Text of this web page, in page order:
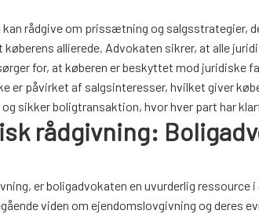
rådgive om prissætning og salgsstrategier,
allierede. Advokaten sikrer, at alle
for, at køberen er beskyttet mod juridiske
er påvirket af salgsinteresser, hvilket giver
sikker boligtransaktion, hvor hver part har
rådgivning:
er boligadvokaten en uvurderlig ressource i
viden om ejendomslovgivning og deres